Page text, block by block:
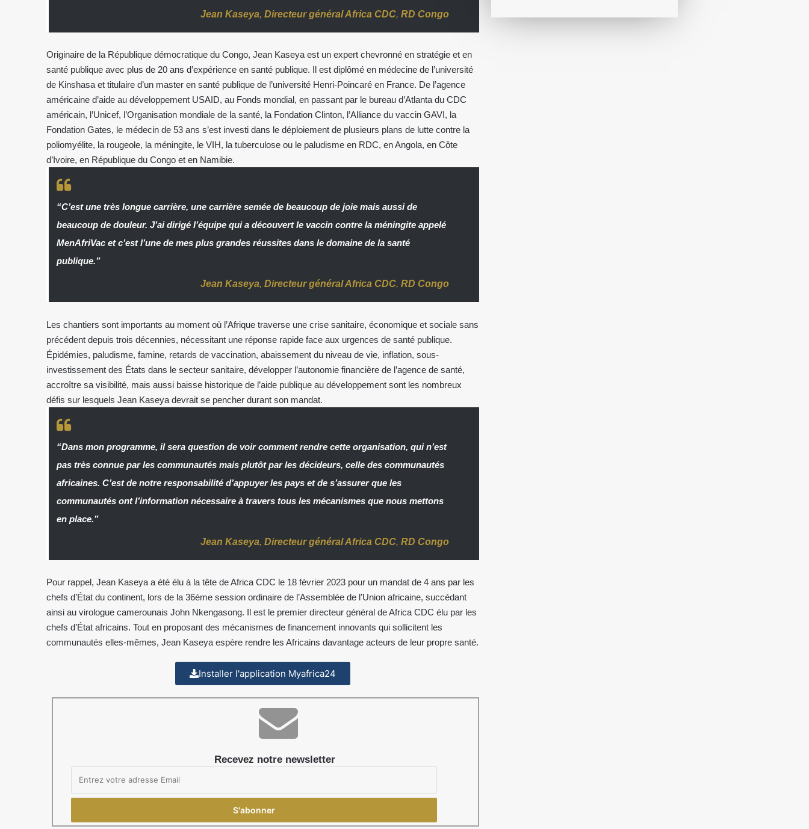
Jean Kaseya,Directeur général Africa CDC,RD Congo
Originaire de la République démocratique du Congo, Jean Kaseya est un expert chevronné en stratégie et en
santé publique avec plus de 20 ans d’expérience en santé publique. Il est diplômé en médecine de l’université
de Kinshasa et titulaire d’un master en santé publique de l’université Henri-Poincaré en France. De l’agence
américaine d’aide au développement USAID, au Fonds mondial, en passant par le bureau d’Atlanta du CDC
américain, l’Unicef, l’Organisation mondiale de la santé, la Fondation Clinton, l’Alliance du vaccin GAVI, la
Fondation Gates, le médecin de 53 ans s’est investi dans le déploiement de plusieurs plans de lutte contre la
poliomyélite, la rougeole, la méningite, le VIH, la tuberculose ou le paludisme en RDC, en Angola, en Côte
d’Ivoire, en République du Congo et en Namibie.
“C’est une très longue carrière, une carrière semée de beaucoup de joie mais aussi de
beaucoup de douleur. J’ai dirigé l’équipe qui a découvert le vaccin contre la méningite appelé
MenAfriVac et c’est l’une de mes plus grandes réussites dans le domaine de la santé
publique.”
Jean Kaseya,Directeur général Africa CDC,RD Congo
Les chantiers sont importants au moment où l’Afrique traverse une crise sanitaire, économique et sociale sans
précédent depuis trois décennies, nécessitant une réponse rapide face aux urgences de santé publique.
Épidémies, paludisme, famine, retards de vaccination, abaissement du niveau de vie, inflation, sous-
investissement des États dans le secteur sanitaire, développer l’autonomie financière de l’agence de santé,
accroître sa visibilité, mais aussi baisse historique de l’aide publique au développement sont les nombreux
défis sur lesquels Jean Kaseya devrait se pencher durant son mandat.
“Dans mon programme, il sera question de voir comment rendre cette organisation, qui n’est
pas très connue par les communautés mais plutôt par les décideurs, celle des communautés
africaines. C’est de notre responsabilité d’appuyer les pays et de s’assurer que les
communautés ont l’information nécessaire à travers tous les mécanismes que nous mettons
en place.”
Jean Kaseya,Directeur général Africa CDC,RD Congo
Pour rappel, Jean Kaseya a été élu à la tête de Africa CDC le 18 février 2023 pour un mandat de 4 ans par les
chefs d’État du continent, lors de la 36ème session ordinaire de l’Assemblée de l’Union africaine, succédant
ainsi au virologue camerounais John Nkengasong. Il est le premier directeur général de Africa CDC élu par les
chefs d’État africains. Tout en proposant des mécanismes de financement innovants qui sollicitent les
communautés elles-mêmes, Jean Kaseya espère rendre les Africains davantage acteurs de leur propre santé.
Installer l'application Myafrica24
Recevez notre newsletter